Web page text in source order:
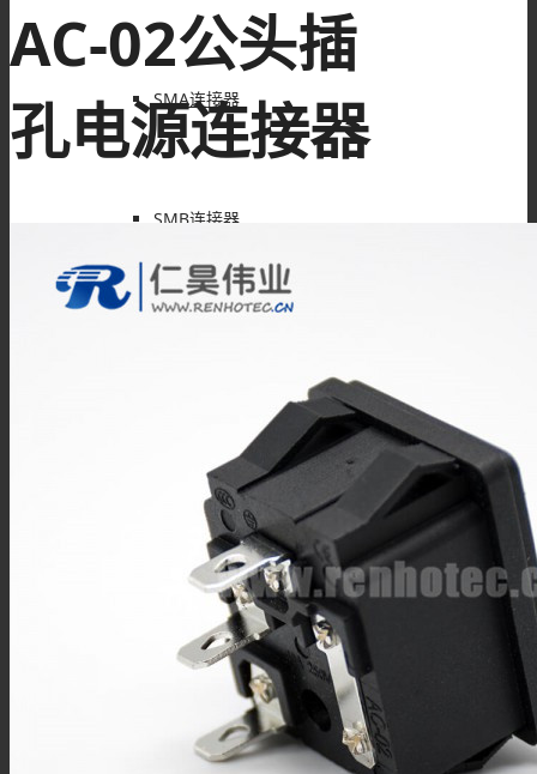
SMA连接器
SMB连接器
N型连接器
UHF连接器
MCX连接器
AC-02公头插
孔电源连接器